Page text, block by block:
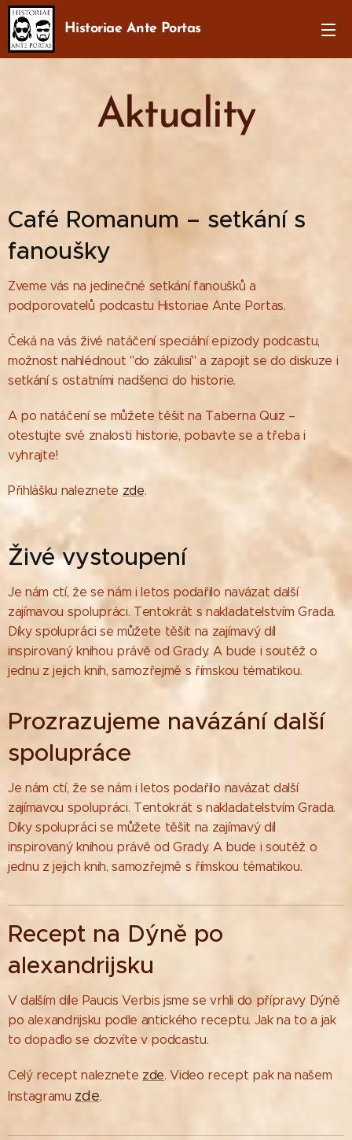
Historiae Ante Portas
Aktuality
Café Romanum – setkání s
fanoušky
Zveme vás na jedinečné setkání fanoušků a
podporovatelů podcastu Historiae Ante Portas.
Čeká na vás živé natáčení speciální epizody podcastu,
možnost nahlédnout "do zákulisí" a zapojit se do diskuze i
setkání s ostatními nadšenci do historie.
A po natáčení se můžete těšit na Taberna Quiz –
otestujte své znalosti historie, pobavte se a třeba i
vyhrajte!
Přihlášku naleznete zde.
Živé vystoupení
Je nám ctí, že se nám i letos podařilo navázat další
zajímavou spolupráci. Tentokrát s nakladatelstvím Grada.
Díky spolupráci se můžete těšit na zajímavý díl
inspirovaný knihou právě od Grady. A bude i soutěž o
jednu z jejich knih, samozřejmě s římskou tématikou.
Prozrazujeme navázání další
spolupráce
Je nám ctí, že se nám i letos podařilo navázat další
zajímavou spolupráci. Tentokrát s nakladatelstvím Grada.
Díky spolupráci se můžete těšit na zajímavý díl
inspirovaný knihou právě od Grady. A bude i soutěž o
jednu z jejich knih, samozřejmě s římskou tématikou.
Recept na Dýně po
alexandrijsku
V dalším díle Paucis Verbis jsme se vrhli do přípravy Dýně
po alexandrijsku podle antického receptu. Jak na to a jak
to dopadlo se dozvíte v podcastu.
Celý recept naleznete zde. Video recept pak na našem
Instagramu zde.